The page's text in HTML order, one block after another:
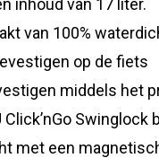
inhoud van 17 liter.
van 100%
op de fiets
middels het
Click’nGo
met een